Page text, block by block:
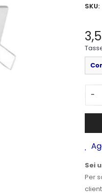
SKU:
-
Sei
Per